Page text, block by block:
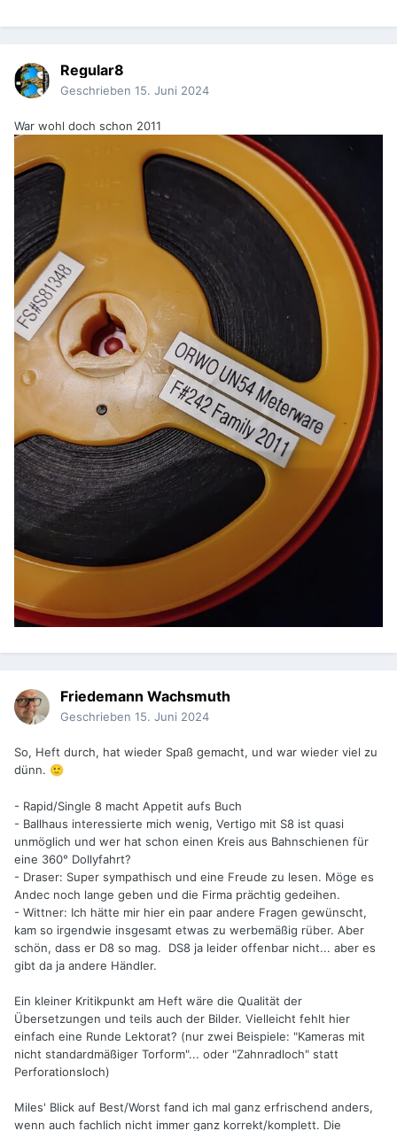
Regular8
Geschrieben 15. Juni 2024
War wohl doch schon 2011
Friedemann Wachsmuth
Geschrieben 15. Juni 2024
So, Heft durch, hat wieder Spaß gemacht, und war wieder viel zu
dünn. 🙂
- Rapid/Single 8 macht Appetit aufs Buch
- Ballhaus interessierte mich wenig, Vertigo mit S8 ist quasi
unmöglich und wer hat schon einen Kreis aus Bahnschienen für
eine 360° Dollyfahrt?
- Draser: Super sympathisch und eine Freude zu lesen. Möge es
Andec noch lange geben und die Firma prächtig gedeihen.
- Wittner: Ich hätte mir hier ein paar andere Fragen gewünscht,
kam so irgendwie insgesamt etwas zu werbemäßig rüber. Aber
schön, dass er D8 so mag. DS8 ja leider offenbar nicht... aber es
gibt da ja andere Händler.
Ein kleiner Kritikpunkt am Heft wäre die Qualität der
Übersetzungen und teils auch der Bilder. Vielleicht fehlt hier
einfach eine Runde Lektorat? (nur zwei Beispiele: "Kameras mit
nicht standardmäßiger Torform"... oder "Zahnradloch" statt
Perforationsloch)
Miles' Blick auf Best/Worst fand ich mal ganz erfrischend anders,
wenn auch fachlich nicht immer ganz korrekt/komplett. Die